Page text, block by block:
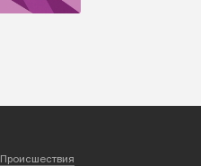
Происшествия